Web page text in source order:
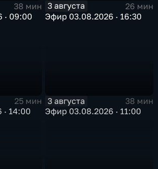
38 мин
· 09:00
3 августа
26 мин
Эфир 03.08.2026 · 16:30
25 мин
14:00
3 августа
38 мин
Эфир 03.08.2026 · 11:00